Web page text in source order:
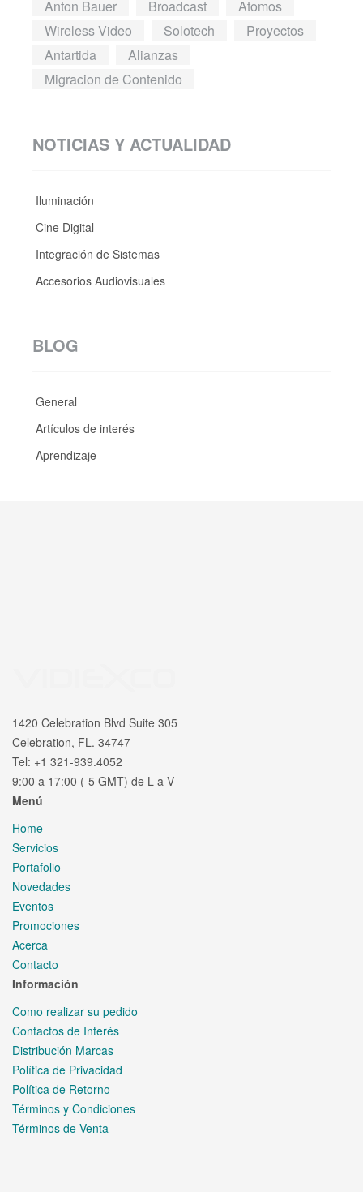
Anton Bauer
Broadcast
Atomos
Wireless Video
Solotech
Proyectos
Antartida
Alianzas
Migracion de Contenido
NOTICIAS Y ACTUALIDAD
Iluminación
Cine Digital
Integración de Sistemas
Accesorios Audiovisuales
BLOG
General
Artículos de interés
Aprendizaje
1420 Celebration Blvd Suite 305
Celebration, FL. 34747
Tel: +1 321-939.4052
9:00 a 17:00 (-5 GMT) de L a V
Menú
Home
Servicios
Portafolio
Novedades
Eventos
Promociones
Acerca
Contacto
Información
Como realizar su pedido
Contactos de Interés
Distribución Marcas
Política de Privacidad
Política de Retorno
Términos y Condiciones
Términos de Venta